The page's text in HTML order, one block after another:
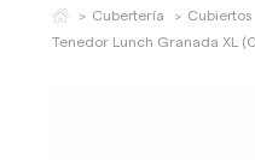
Cubertería
Cubiertos
Tenedor Lunch Granada XL